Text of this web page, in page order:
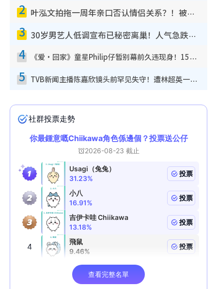
2 叶泓文拍拖一周年亲口否认情侣关系？！被质疑感情造假竟称GM“普通同事”
3 30岁男艺人低调宣布已秘密离巢！人气急跌变失踪人口：“这几年过得并不容易”
4 《爱·回家》童星Philip仔暂别幕前久违现身！15岁近况暴风成长长高变帅气少年
5 TVB新闻主播陈嘉欣镜头前罕见失守！遭林超英一句话突袭吓坏当场大笑